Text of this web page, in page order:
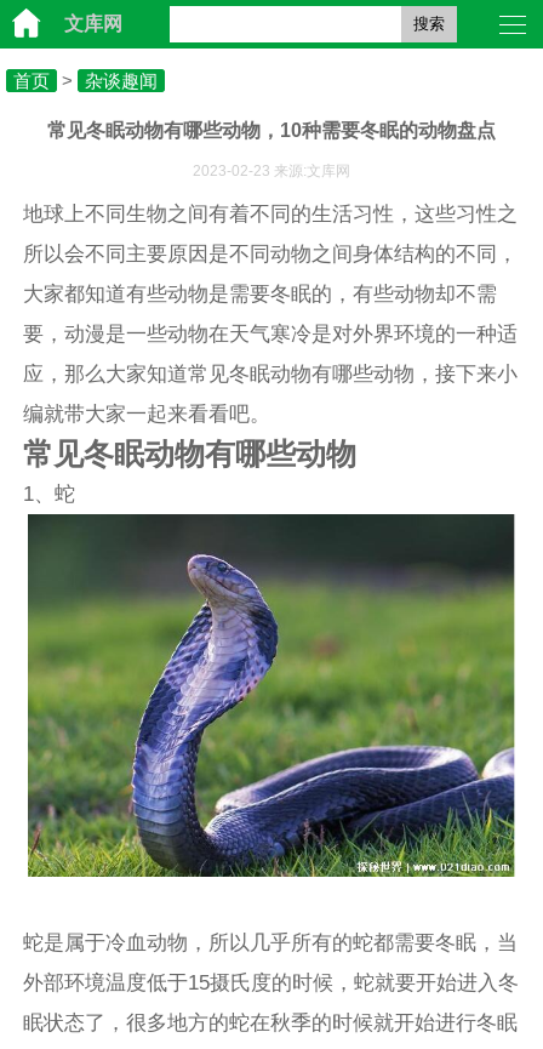
文库网 搜索
首页 > 杂谈趣闻
常见冬眠动物有哪些动物，10种需要冬眠的动物盘点
2023-02-23 来源:文库网
地球上不同生物之间有着不同的生活习性，这些习性之
所以会不同主要原因是不同动物之间身体结构的不同，
大家都知道有些动物是需要冬眠的，有些动物却不需
要，动漫是一些动物在天气寒冷是对外界环境的一种适
应，那么大家知道常见冬眠动物有哪些动物，接下来小
编就带大家一起来看看吧。
常见冬眠动物有哪些动物
1、蛇
蛇是属于冷血动物，所以几乎所有的蛇都需要冬眠，当
外部环境温度低于15摄氏度的时候，蛇就要开始进入冬
眠状态了，很多地方的蛇在秋季的时候就开始进行冬眠